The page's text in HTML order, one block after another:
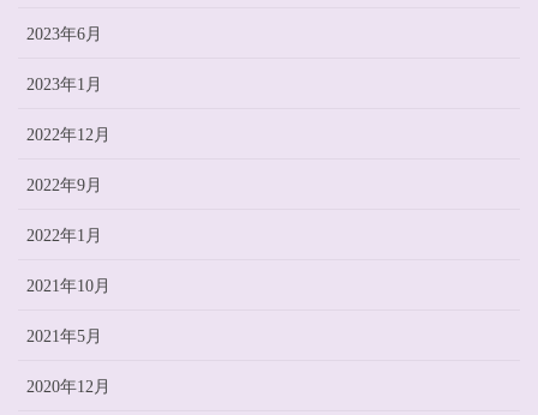
2023年6月
2023年1月
2022年12月
2022年9月
2022年1月
2021年10月
2021年5月
2020年12月